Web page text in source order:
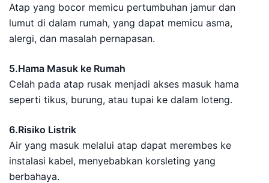
Atap yang bocor memicu pertumbuhan jamur dan
lumut di dalam rumah, yang dapat memicu asma,
alergi, dan masalah pernapasan.
5.Hama Masuk ke Rumah
Celah pada atap rusak menjadi akses masuk hama
seperti tikus, burung, atau tupai ke dalam loteng.
6.Risiko Listrik
Air yang masuk melalui atap dapat merembes ke
instalasi kabel, menyebabkan korsleting yang
berbahaya.